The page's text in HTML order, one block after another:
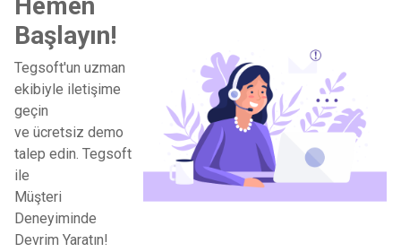
Başlayın!
Tegsoft'un uzman
ekibiyle iletişime
geçin
ve ücretsiz demo
talep edin. Tegsoft
ile
Müşteri
Deneyiminde
Devrim Yaratın!